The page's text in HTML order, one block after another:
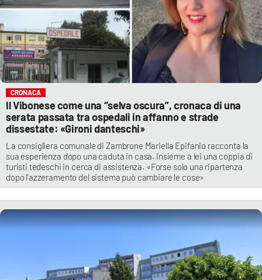
CRONACA
Il Vibonese come una “selva oscura”, cronaca di una
serata passata tra ospedali in affanno e strade
dissestate: «Gironi danteschi»
La consigliera comunale di Zambrone Mariella Epifanio racconta la
sua esperienza dopo una caduta in casa. Insieme a lei una coppia di
turisti tedeschi in cerca di assistenza. «Forse solo una ripartenza
dopo l'azzeramento del sistema può cambiare le cose»